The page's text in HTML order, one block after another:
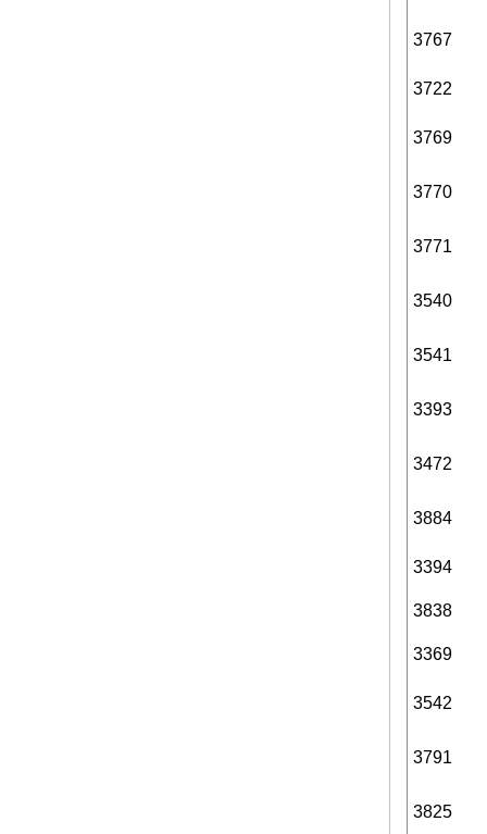
3767
3722
3769
3770
3771
3540
3541
3393
3472
3884
3394
3838
3369
3542
3791
3825